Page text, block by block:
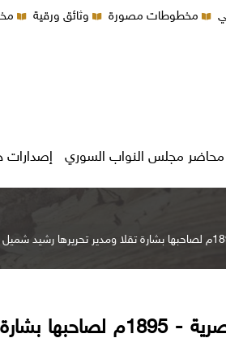
مخطوطات مصورة وثائق ورقية
محاضر مجلس النواب السوري إصدارات
جريدة الأهرام المصرية -